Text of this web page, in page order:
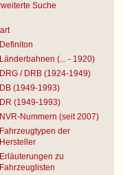
Suche
Definiton
Länderbahnen (... - 1920)
DRG / DRB (1924-1949)
DB (1949-1993)
DR (1949-1993)
NVR-Nummern (seit 2007)
Fahrzeugtypen der
Hersteller
Erläuterungen zu
Fahrzeuglisten